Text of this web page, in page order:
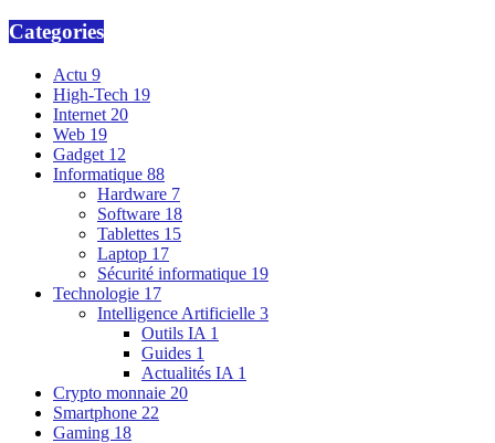
Categories
Actu 9
High-Tech 19
Internet 20
Web 19
Gadget 12
Informatique 88
Hardware 7
Software 18
Tablettes 15
Laptop 17
Sécurité informatique 19
Technologie 17
Intelligence Artificielle 3
Outils IA 1
Guides 1
Actualités IA 1
Crypto monnaie 20
Smartphone 22
Gaming 18